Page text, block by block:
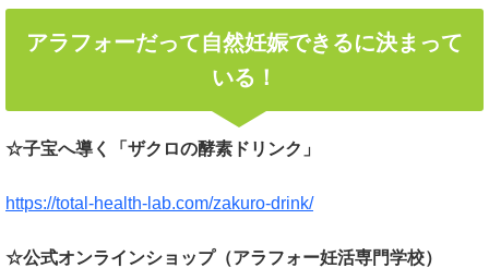
アラフォーだって自然妊娠できるに決まって
いる！
☆子宝へ導く「ザクロの酵素ドリンク」
https://total-health-lab.com/zakuro-drink/
☆公式オンラインショップ（アラフォー妊活専門学校）